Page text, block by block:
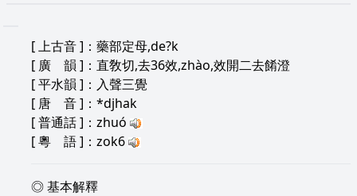
[上古音]：藥部定母,de?k
[ 廣 韻 ]：直敎切,去36效,zhào,效開二去餚澄
[平水韻 ]：入聲三覺
[ 唐 音]：*djhak
[普通話]：zhuó
[粵 語]：zok6
◎ 基本解釋